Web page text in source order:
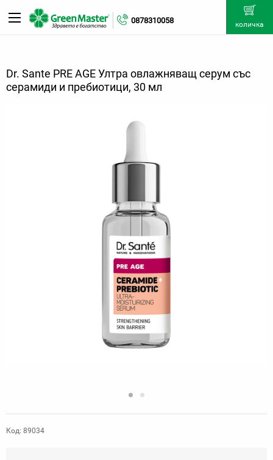
0878310058 количка
Dr. Sante PRE AGE Ултра овлажняващ серум със
серамиди и пребиотици, 30 мл
Код: 89034